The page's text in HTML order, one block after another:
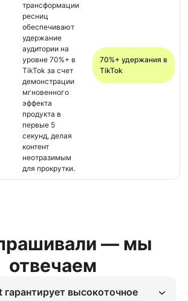
трансформации
ресниц
обеспечивают
удержание
аудитории на
уровне 70%+ в
TikTok за счет
демонстрации
мгновенного
эффекта
продукта в
первые 5
секунд, делая
контент
неотразимым
для прокрутки.
70%+ удержания в
TikTok
— мы
отвечаем
гарантирует высокоточное